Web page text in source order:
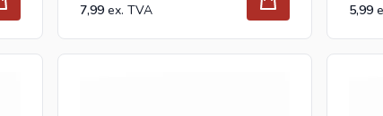
7,99 5,99